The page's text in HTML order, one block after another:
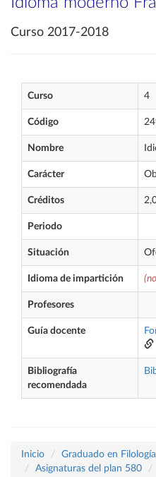
Curso 2017-2018
Curso 4
Código
Nombre
Carácter
Créditos
Periodo
Situación
Idioma de impartición
Profesores
Guía docente
Bibliografía
recomendada
Inicio
Graduado en
Asignaturas del plan 580